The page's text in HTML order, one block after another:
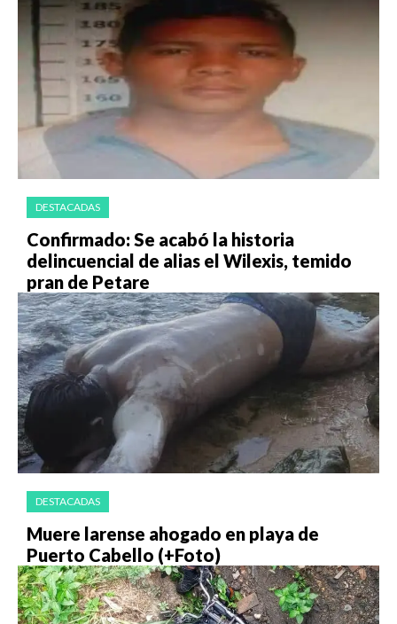
DESTACADAS
Confirmado: Se acabó la historia
delincuencial de alias el Wilexis, temido
pran de Petare
DESTACADAS
Muere larense ahogado en playa de
Puerto Cabello (+Foto)